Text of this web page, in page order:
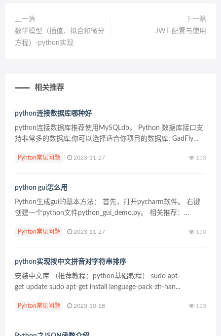
上一篇
数学模型（插值、拟合和微分
方程）-python实现
下一篇
JWT-配置与使用
相关推荐
python连接数据库哪种好
python连接数据库推荐使用MySQLdb。 Python 数据库接口支
持非常多的数据库,你可以选择适合你项目的数据库: GadFly
Pyhton常见问题 2023-11-27 153
python gui怎么用
Python生成gui的基本方法： 首先，打开pycharm软件。 右键
创建一个python文件python_gui_demo.py。 相关推荐：
Pyhton常见问题 2023-11-27 150
python实现按中文拼音对字符串排序
安装中文库 （推荐教程：python基础教程） sudo apt-
get update sudo apt-get install language-pack-zh-han...
Pyhton常见问题 2023-10-18 153